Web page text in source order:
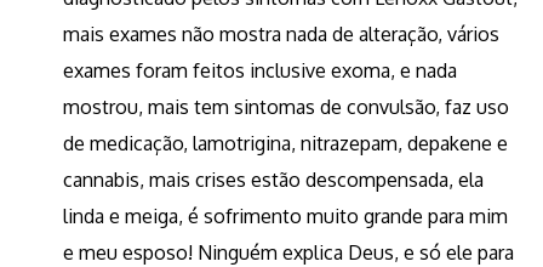
mais exames não mostra nada de alteração, vários
exames foram feitos inclusive exoma, e nada
mostrou, mais tem sintomas de convulsão, faz uso
de medicação, lamotrigina, nitrazepam, depakene e
cannabis, mais crises estão descompensada, ela
linda e meiga, é sofrimento muito grande para mim
e meu esposo! Ninguém explica Deus, e só ele para